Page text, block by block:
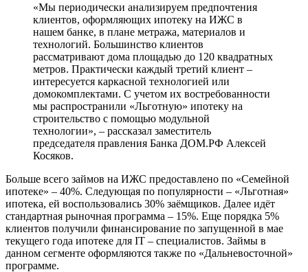
«Мы периодически анализируем предпочтения
клиентов, оформляющих ипотеку на ИЖС в
нашем банке, в плане метража, материалов и
технологий. Большинство клиентов
рассматривают дома площадью до 120 квадратных
метров. Практически каждый третий клиент –
интересуется каркасной технологией или
домокомплектами. С учетом их востребованности
мы распространили «Льготную» ипотеку на
строительство с помощью модульной
технологии», – рассказал заместитель
председателя правления Банка ДОМ.РФ Алексей
Косяков.
Больше всего займов на ИЖС предоставлено по «Семейной
ипотеке» – 40%. Следующая по популярности – «Льготная»
ипотека, ей воспользовались 30% заёмщиков. Далее идёт
стандартная рыночная программа – 15%. Еще порядка 5%
клиентов получили финансирование по запущенной в мае
текущего года ипотеке для IT – специалистов. Займы в
данном сегменте оформляются также по «Дальневосточной»
программе.